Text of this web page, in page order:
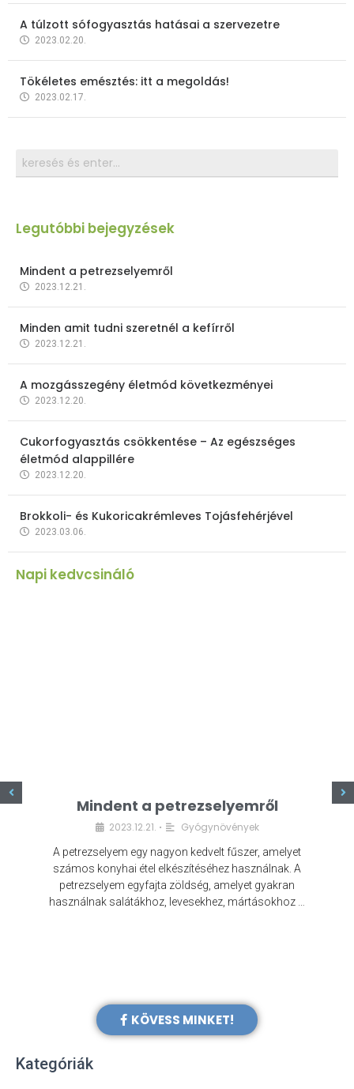
A túlzott sófogyasztás hatásai a szervezetre
2023.02.20.
Tökéletes emésztés: itt a megoldás!
2023.02.17.
Legutóbbi bejegyzések
Mindent a petrezselyemről
2023.12.21.
Minden amit tudni szeretnél a kefírről
2023.12.21.
A mozgásszegény életmód következményei
2023.12.20.
Cukorfogyasztás csökkentése – Az egészséges
életmód alappillére
2023.12.20.
Brokkoli- és Kukoricakrémleves Tojásfehérjével
2023.03.06.
Napi kedvcsináló
Mindent a petrezselyemről
2023.12.21. • Gyógynövények
A petrezselyem egy nagyon kedvelt fűszer, amelyet
számos konyhai étel elkészítéséhez használnak. A
petrezselyem egyfajta zöldség, amelyet gyakran
használnak salátákhoz, levesekhez, mártásokhoz …
KÖVESS MINKET!
Kategóriák